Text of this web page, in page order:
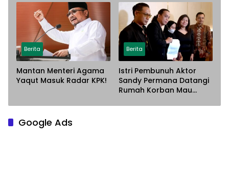
Dugaan Penyerobotan
Lahan
Paksa
Berita
Mantan Menteri Agama
Yaqut Masuk Radar KPK!
Berita
Istri Pembunuh Aktor
Sandy Permana Datangi
Rumah Korban Mau
Google Ads